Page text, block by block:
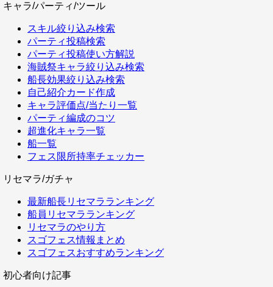
キャラ/パーティ/ツール
スキル絞り込み検索
パーティ投稿検索
パーティ投稿使い方解説
海賊祭キャラ絞り込み検索
船長効果絞り込み検索
自己紹介カード作成
キャラ評価点/当たり一覧
パーティ編成のコツ
超進化キャラ一覧
船一覧
フェス限所持率チェッカー
リセマラ/ガチャ
最新船長リセマラランキング
船員リセマラランキング
リセマラのやり方
スゴフェス情報まとめ
スゴフェスおすすめランキング
初心者向け記事